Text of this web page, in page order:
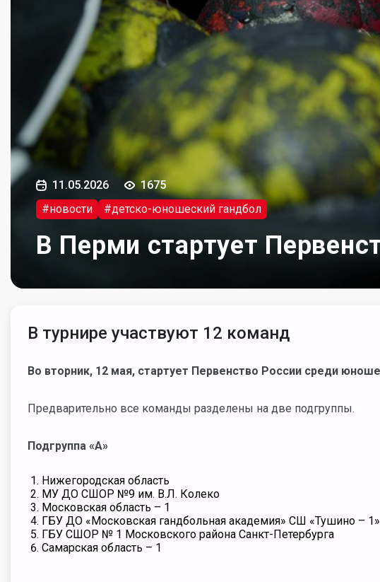
11.05.2026
1675
#новости
#детско-юношеский гандбол
В Перми стартует
В турнире участвуют 12 команд
Во вторник, 12 мая, стартует Первенство России среди
Предварительно все команды разделены на две подгруппы.
Подгруппа «А»
Нижегородская область
МУ ДО СШОР №9 им. В.Л. Колеко
Московская область – 1
ГБУ ДО «Московская гандбольная академия» СШ «Тушино – 1»
ГБУ СШОР № 1 Московского района Санкт-Петербурга
Самарская область – 1